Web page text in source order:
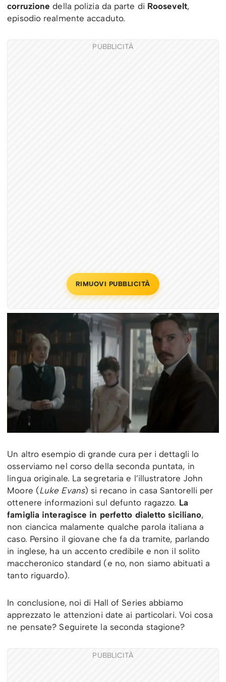
corruzione della polizia da parte di Roosevelt,
episodio realmente accaduto.
PUBBLICITÀ
RIMUOVI PUBBLICITÀ
Un altro esempio di grande cura per i dettagli lo
osserviamo nel corso della seconda puntata, in
lingua originale. La segretaria e l’illustratore John
Moore (Luke Evans) si recano in casa Santorelli per
ottenere informazioni sul defunto ragazzo. La
famiglia interagisce in perfetto dialetto siciliano,
non ciancica malamente qualche parola italiana a
caso. Persino il giovane che fa da tramite, parlando
in inglese, ha un accento credibile e non il solito
maccheronico standard (e no, non siamo abituati a
tanto riguardo).
In conclusione, noi di Hall of Series abbiamo
apprezzato le attenzioni date ai particolari. Voi cosa
ne pensate? Seguirete la seconda stagione?
PUBBLICITÀ